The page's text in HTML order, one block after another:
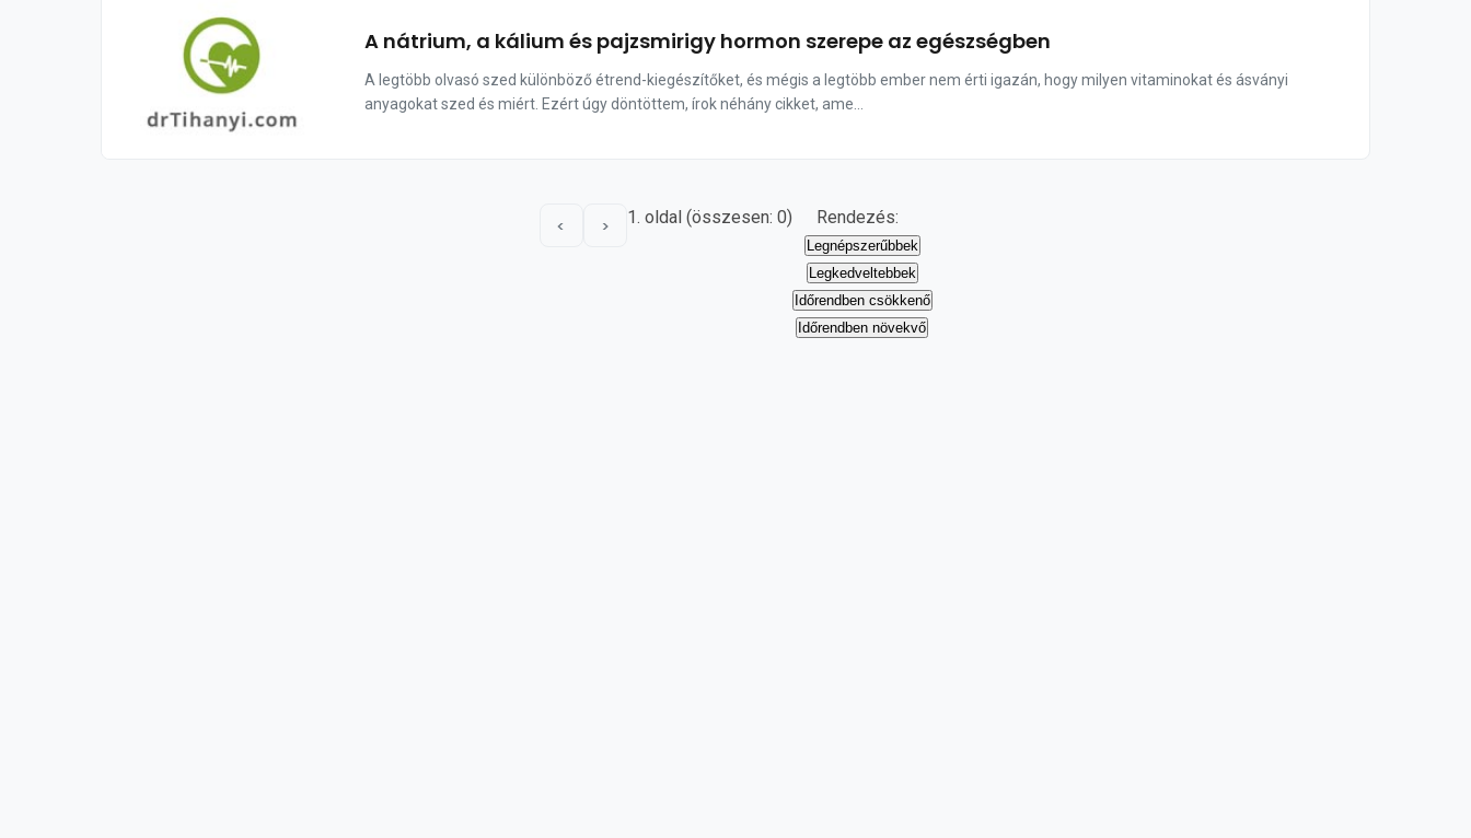
A nátrium, a kálium és pajzsmirigy hormon szerepe az egészségben
A legtöbb olvasó szed különböző étrend-kiegészítőket, és mégis a legtöbb ember nem érti igazán, hogy milyen vitaminokat és ásványi
anyagokat szed és miért. Ezért úgy döntöttem, írok néhány cikket, ame...
< > 1. oldal (összesen: 0) Rendezés: